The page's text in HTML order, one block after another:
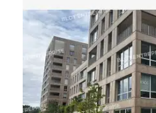
les risques naturels,
auxquels ces biens sont
sur le site